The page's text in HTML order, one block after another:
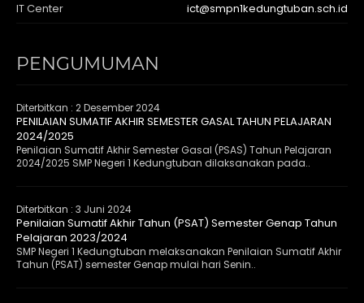
IT Center
ict@smpn1kedungtuban.sch.id
PENGUMUMAN
Diterbitkan : 2 Desember 2024
PENILAIAN SUMATIF AKHIR SEMESTER GASAL TAHUN PELAJARAN
2024/2025
Penilaian Sumatif Akhir Semester Gasal (PSAS) Tahun Pelajaran
2024/2025 SMP Negeri 1 Kedungtuban dilaksanakan pada..
Diterbitkan : 3 Juni 2024
Penilaian Sumatif Akhir Tahun (PSAT) Semester Genap Tahun
Pelajaran 2023/2024
SMP Negeri 1 Kedungtuban melaksanakan Penilaian Sumatif Akhir
Tahun (PSAT) semester Genap mulai hari Senin..